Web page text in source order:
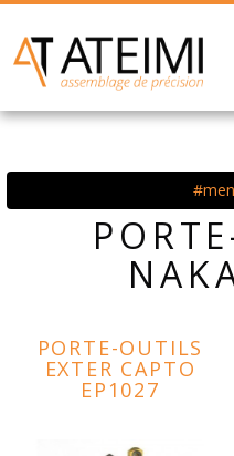
PORTE-OUTILS
EXTER CAPTO
EP1027